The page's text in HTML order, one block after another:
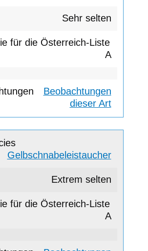
Sehr selten
A
Beobachtungen
dieser Art
Gelbschnabeleistaucher
Extrem selten
A